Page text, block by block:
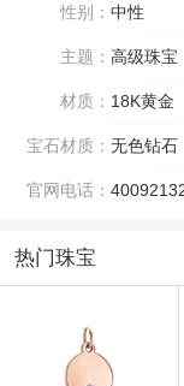
性别： 中性
主题： 高级珠宝
材质： 18K黄金
宝石材质： 无色钻石
官网电话：
热门珠宝